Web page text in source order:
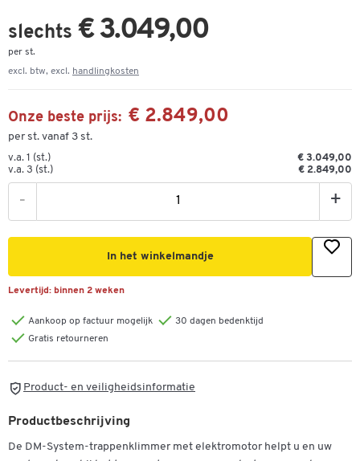
slechts € 3.049,00
per st.
excl. btw, excl. handlingkosten
Onze beste prijs: € 2.849,00
per st. vanaf 3 st.
v.a. 1 (st.)
€ 3.049,00
v.a. 3 (st.)
€ 2.849,00
- +
In het winkelmandje
Levertijd: binnen 2 weken
Aankoop op factuur mogelijk
30 dagen bedenktijd
Gratis retourneren
Product- en veiligheidsinformatie
Productbeschrijving
De DM-System-trappenklimmer met elektromotor helpt u en uw